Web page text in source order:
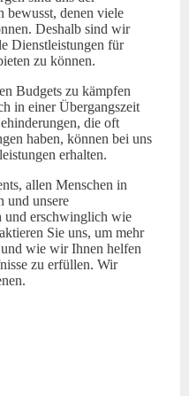
bewusst, denen viele
Deshalb sind wir
Dienstleistungen für
zu können.
Budgets zu kämpfen
in einer Übergangszeit
die oft
haben, können bei uns
erhalten.
allen Menschen in
und unsere
und erschwinglich wie
Sie uns, um mehr
wie wir Ihnen helfen
zu erfüllen. Wir